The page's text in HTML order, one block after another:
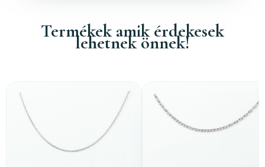
Termékek amik érdekesek
lehetnek önnek!